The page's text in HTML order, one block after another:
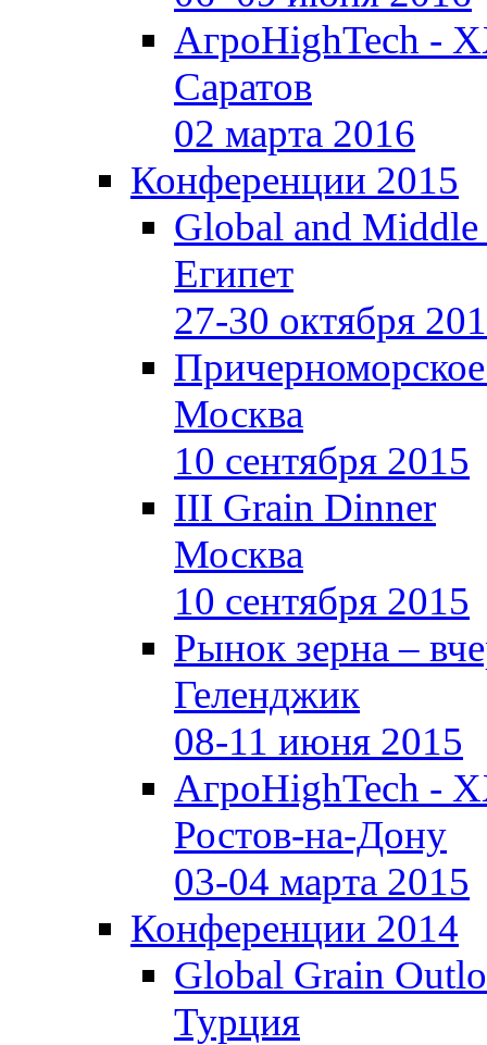
АгроHighTech -
Саратов
02 марта 2016
Конференции 2015
Global and
Египет
27-30 октября
Москва
10 сентября 2015
III Grain Dinner
Москва
10 сентября 2015
Рынок зерна –
Геленджик
08-11 июня 2015
АгроHighTech -
Ростов-на-Дону
03-04 марта 2015
Конференции 2014
Global Grain
Турция